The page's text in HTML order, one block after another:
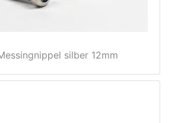
silber 12mm